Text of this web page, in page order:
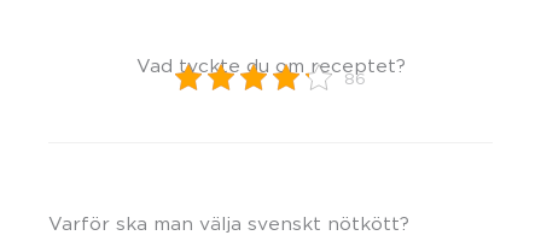
Vad tyckte du om receptet?
86
Varför ska man välja svenskt nötkött?